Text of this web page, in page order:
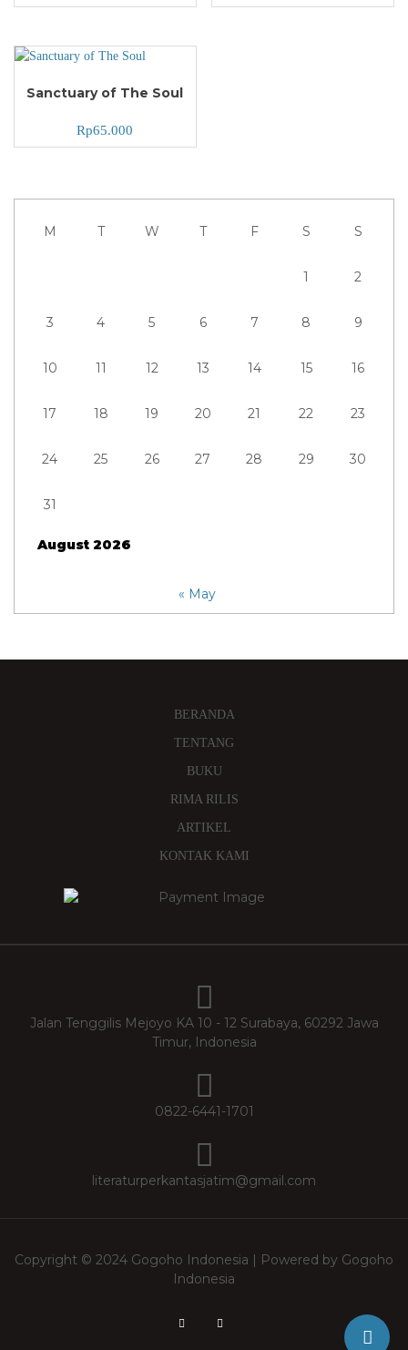
Sanctuary of The Soul
Rp65.000
August 2026
M T W T F S S
1 2
3 4 5 6 7 8 9
10 11 12 13 14 15 16
17 18 19 20 21 22 23
24 25 26 27 28 29 30
31
« May
BERANDA
TENTANG
BUKU
RIMA RILIS
ARTIKEL
KONTAK KAMI
Jalan Tenggilis Mejoyo KA 10 - 12 Surabaya, 60292 Jawa
Timur, Indonesia
0822-6441-1701
literaturperkantasjatim@gmail.com
Copyright © 2024 Gogoho Indonesia | Powered by Gogoho
Indonesia